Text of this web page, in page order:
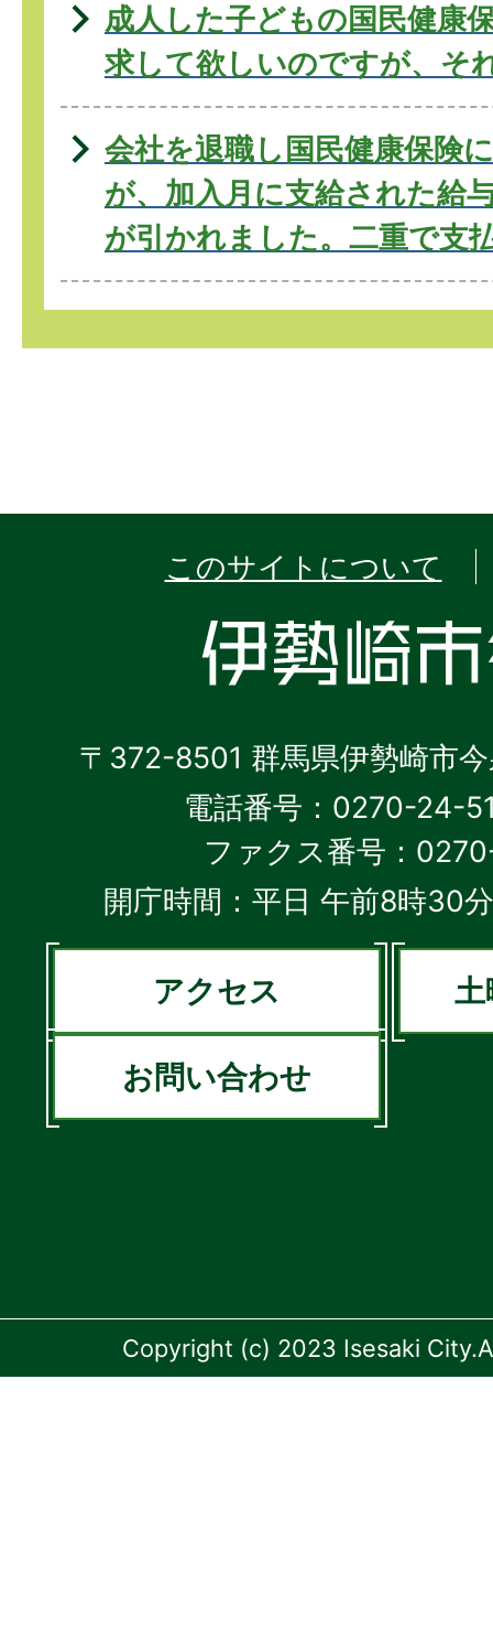
成人した子どもの国民健康
求して欲しいのですが、そ
会社を退職し国民健康保険
が、加入月に支給された給
が引かれました。二重で支
このサイトについて
〒372-8501 群馬県伊勢崎市
電話番号：0270-24-
ファクス番号：
開庁時間：平日 午前8時30
アクセス 土
お問い合わせ
Copyright (c) 2023 Isesaki